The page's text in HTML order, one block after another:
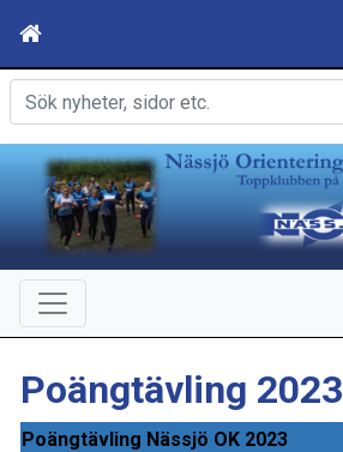
Poängtävling 2023
Poängtävling Nässjö OK 2023